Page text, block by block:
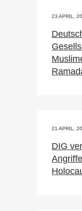
23 APRIL,
21 APRIL,
DIG